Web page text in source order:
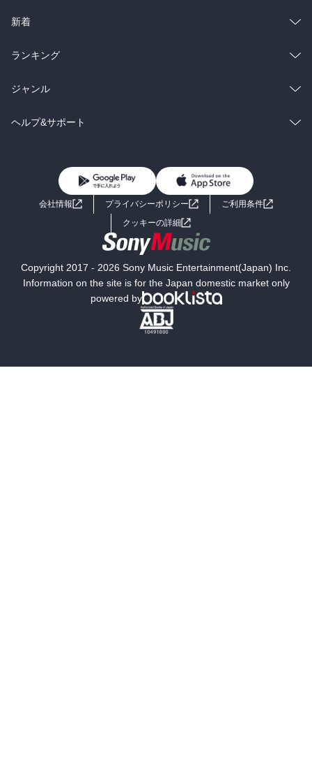
ラノベ
雑誌・グラビア
BL・TL
総合
ラノベ
雑誌・グラビア
BL・TL
新着
総合
ラノベ
雑誌・グラビア
ランキング
総合
ラノベ
ジャンル
コミック
ライトノベル 男子向けラノベ
小説
海外小説
ミステリー SF
文学
ヘルプ&サポート
よくあるご質問 お問い合わせ
会社情報 プライバシーポリシー
ご利用条件
クッキーの詳細
Copyright 2017 - 2026 Sony Music Entertainment(Japan) Inc.
Information on the site is for the Japan domestic market only
powered by